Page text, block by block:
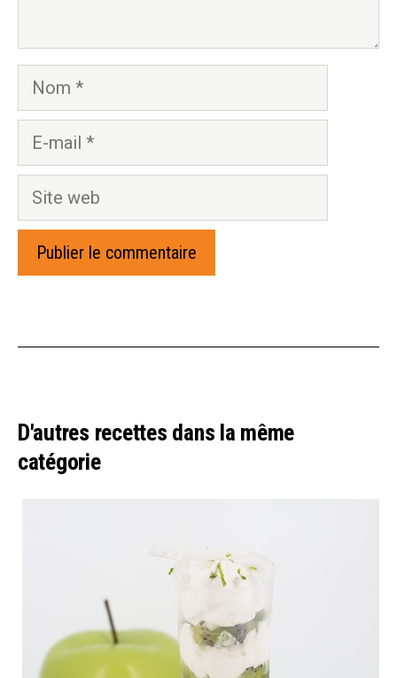
Nom
Site
D'autres recettes dans la même
catégorie